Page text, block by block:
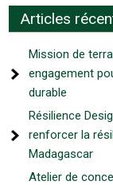
Articles
Mission de
engagement
durable
Résilience
renforcer la
Madagascar
Atelier de